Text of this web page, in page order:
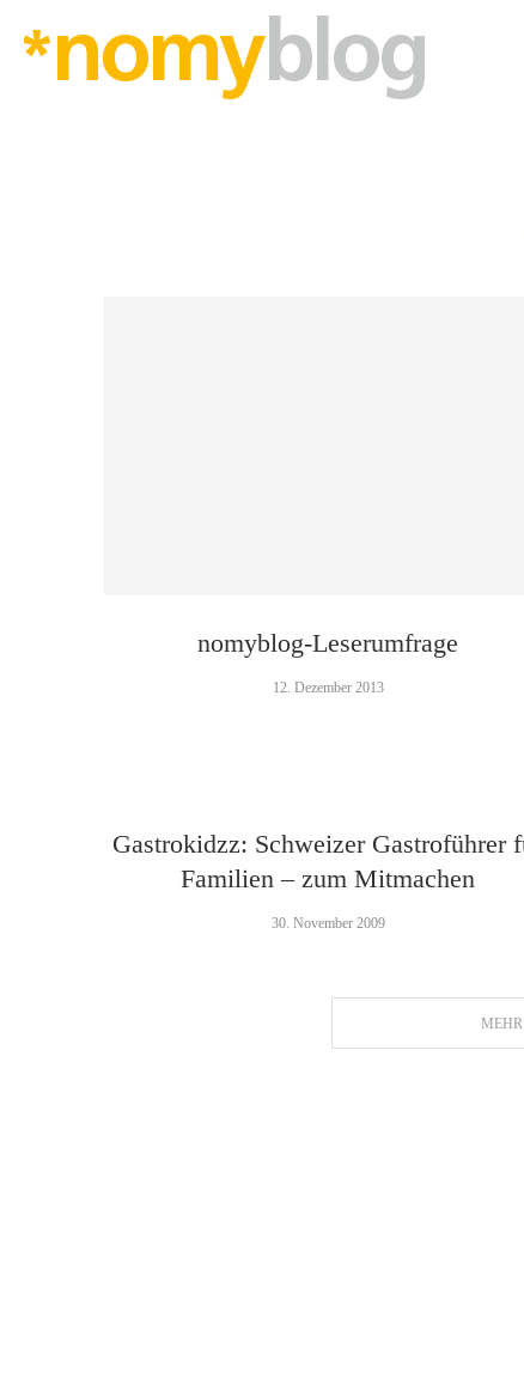
nomyblog-Leserumfrage
12. Dezember 2013
Gastrokidzz: Schweizer Gastroführer
Familien – zum Mitmachen
30. November 2009